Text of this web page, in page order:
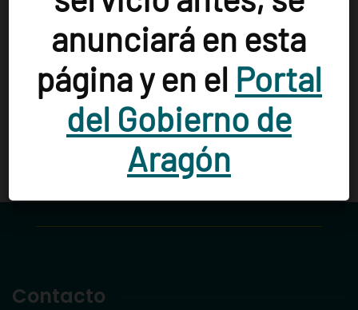
El Grado(1) Escarrilla (1) Esplús(1)
Estada(1) Estadilla(1) Fiscal (1)
Fonz(1) Fraga (2) Huesca (3)
(29)
Contacto
anunciará en esta
página y en el Portal
del Gobierno de
Aragón